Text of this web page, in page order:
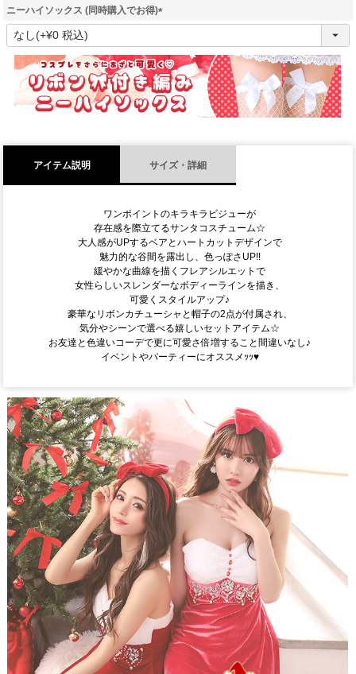
ニーハイソックス (同時購入でお得)
(
須
)
アイテム説明 サイズ・詳細
ワンポイントのキラキラビジューが
存在感を際立てるサンタコスチューム☆
大人感がUPするベアとハートカットデザインで
魅力的な谷間を露出し、色っぽさUP!!
緩やかな曲線を描くフレアシルエットで
女性らしいスレンダーなボディーラインを描き、
可愛くスタイルアップ♪
豪華なリボンカチューシャと帽子の2点が付属され、
気分やシーンで選べる嬉しいセットアイテム☆
お友達と色違いコーデで更に可愛さ倍増すること間違いなし♪
イベントやパーティーにオススメｯｯ♥